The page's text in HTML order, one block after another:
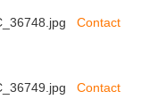
Contact
Contact